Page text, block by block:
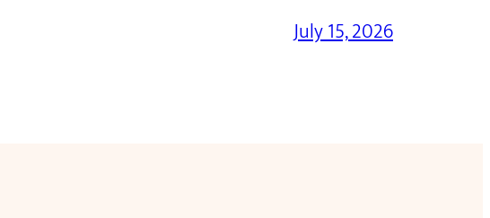
July 15, 2026